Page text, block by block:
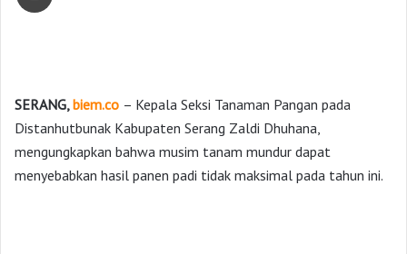
SERANG,biem.co – Kepala Seksi Tanaman Pangan pada
Distanhutbunak Kabupaten Serang Zaldi Dhuhana,
mengungkapkan bahwa musim tanam mundur dapat
menyebabkan hasil panen padi tidak maksimal pada tahun ini.